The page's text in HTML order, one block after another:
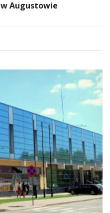
Augustowie